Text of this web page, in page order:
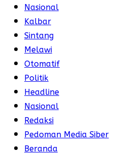
Nasional
Kalbar
Sintang
Melawi
Otomatif
Politik
Headline
Nasional
Redaksi
Pedoman Media Siber
Beranda